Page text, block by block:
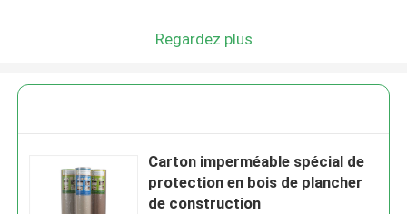
Regardez plus
Carton imperméable spécial de
protection en bois de plancher
de construction